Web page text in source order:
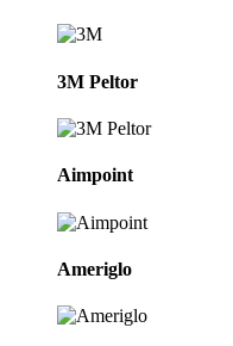
3M Peltor
Aimpoint
Ameriglo